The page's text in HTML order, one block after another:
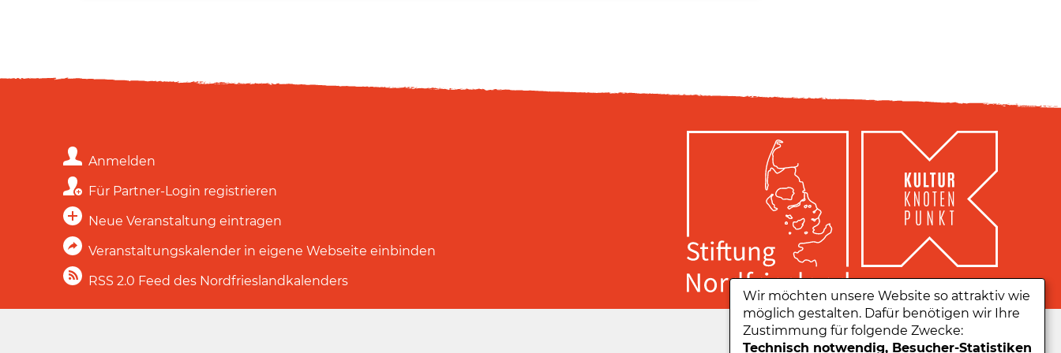
Anmelden
Für Partner-Login registrieren
Neue Veranstaltung eintragen
Veranstaltungskalender in eigene Webseite einbinden
RSS 2.0 Feed des Nordfrieslandkalenders
Zu unserer App:
Wir möchten unsere Website so attraktiv wie
möglich gestalten. Dafür benötigen wir Ihre
Zustimmung für folgende Zwecke:
Technisch notwendig, Besucher-Statistiken